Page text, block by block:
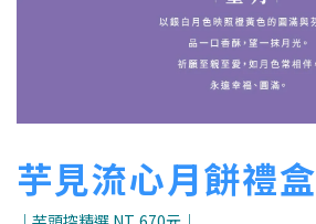
芋見流心月餅禮盒